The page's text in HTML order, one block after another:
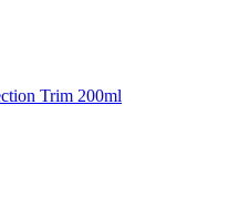
Trim 200ml